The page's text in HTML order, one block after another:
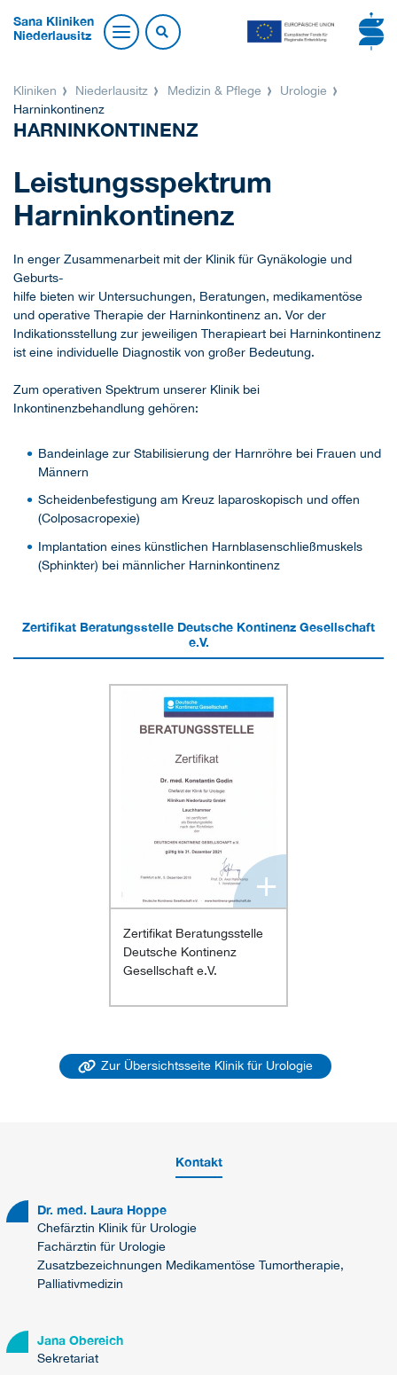
Sana Kliniken
Niederlausitz
Kliniken Niederlausitz Medizin & Pflege
Urologie
Harninkontinenz
HARNINKONTINENZ
Leistungsspektrum
Harninkontinenz
In enger Zusammenarbeit mit der Klinik für Gynäkologie und
Geburts-
hilfe bieten wir Untersuchungen, Beratungen, medikamentöse
und operative Therapie der Harninkontinenz an. Vor der
Indikationsstellung zur jeweiligen Therapieart bei Harninkontinenz
ist eine individuelle Diagnostik von großer Bedeutung.
Zum operativen Spektrum unserer Klinik bei
Inkontinenzbehandlung gehören:
Bandeinlage zur Stabilisierung der Harnröhre bei Frauen und
Männern
Scheidenbefestigung am Kreuz laparoskopisch und offen
(Colposacropexie)
Implantation eines künstlichen Harnblasenschließmuskels
(Sphinkter) bei männlicher Harninkontinenz
Zertifikat Beratungsstelle Deutsche Kontinenz Gesellschaft
e.V.
+
Zertifikat Beratungsstelle
Deutsche Kontinenz
Gesellschaft e.V.
Zur Übersichtsseite Klinik für Urologie
Kontakt
Dr. med. Laura Hoppe
Chefärztin Klinik für Urologie
Fachärztin für Urologie
Zusatzbezeichnungen Medikamentöse Tumortherapie,
Palliativmedizin
Jana Obereich
Sekretariat